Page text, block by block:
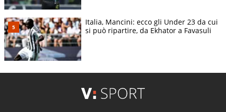
Italia, Mancini: ecco gli Under 23 da cui
si può ripartire, da Ekhator a Favasuli